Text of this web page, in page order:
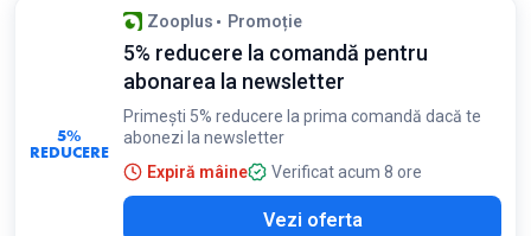
Reducerea se aplică doar la pachetele economice de hrană
pentru animale
5%
REDUCERE
Zooplus Promoție
5% reducere la comandă pentru
abonarea la newsletter
Primești 5% reducere la prima comandă dacă te
abonezi la newsletter
Expiră mâine
Verificat acum 8 ore
Vezi oferta